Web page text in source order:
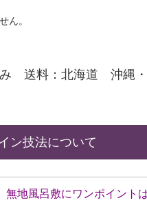
ん。
送料：北海道 沖縄・
ン技法について
無地風呂敷にワンポイント